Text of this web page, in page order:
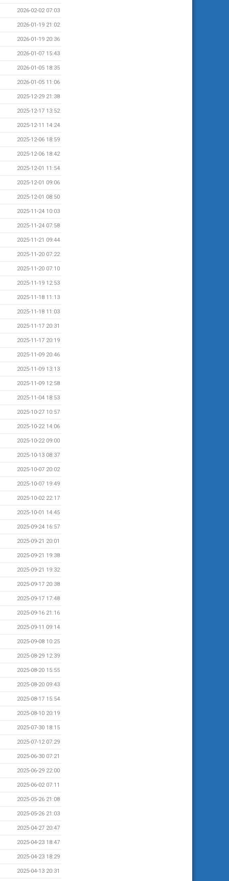
2026-02-02 07:03
2026-01-19 21:02
2026-01-19 20:36
2026-01-07 15:43
2026-01-05 18:35
2026-01-05 11:06
2025-12-29 21:38
2025-12-17 13:52
2025-12-11 14:24
2025-12-06 18:59
2025-12-06 18:42
2025-12-01 11:54
2025-12-01 09:06
2025-12-01 08:50
2025-11-24 10:03
2025-11-24 07:58
2025-11-21 09:44
2025-11-20 07:22
2025-11-20 07:10
2025-11-19 12:53
2025-11-18 11:13
2025-11-18 11:03
2025-11-17 20:31
2025-11-17 20:19
2025-11-09 20:46
2025-11-09 13:13
2025-11-09 12:58
2025-11-04 18:53
2025-10-27 10:57
2025-10-22 14:06
2025-10-22 09:00
2025-10-13 08:37
2025-10-07 20:02
2025-10-07 19:49
2025-10-02 22:17
2025-10-01 14:45
2025-09-24 16:57
2025-09-21 20:01
2025-09-21 19:38
2025-09-21 19:32
2025-09-17 20:38
2025-09-17 17:48
2025-09-16 21:16
2025-09-11 09:14
2025-09-08 10:25
2025-08-29 12:39
2025-08-20 15:55
2025-08-20 09:43
2025-08-17 15:54
2025-08-10 20:19
2025-07-30 18:15
2025-07-12 07:29
2025-06-30 07:21
2025-06-29 22:00
2025-06-02 07:11
2025-05-26 21:08
2025-05-26 21:03
2025-04-27 20:47
2025-04-23 18:47
2025-04-23 18:29
2025-04-13 20:31